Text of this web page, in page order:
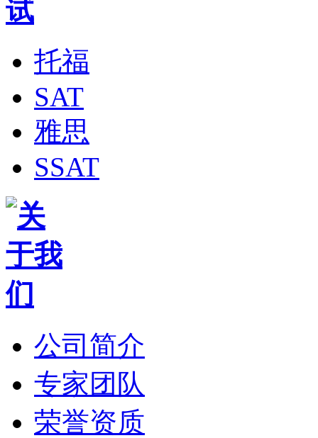
托福
SAT
雅思
SSAT
公司简介
专家团队
荣誉资质